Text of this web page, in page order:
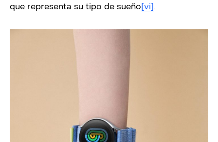
que representa su tipo de sueño[vi].